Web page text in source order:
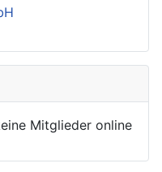
Mitglieder online